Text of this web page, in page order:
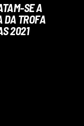
SE A
DA TROFA
2021